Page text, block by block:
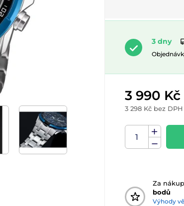
3 dny
3 990 Kč
3 298 Kč bez DPH
Za
bodů
Výhody